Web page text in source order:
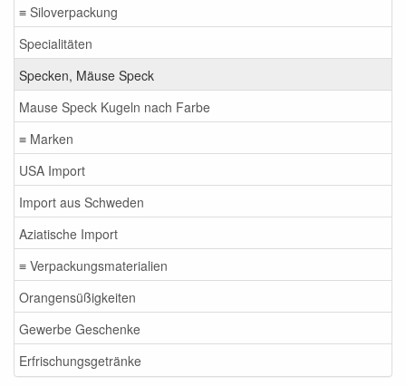
≡ Siloverpackung
Specialitäten
Specken, Mäuse Speck
Mause Speck Kugeln nach Farbe
≡ Marken
USA Import
Import aus Schweden
Aziatische Import
≡ Verpackungsmaterialien
Orangensüßigkeiten
Gewerbe Geschenke
Erfrischungsgetränke